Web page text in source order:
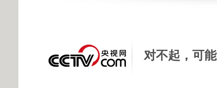
对不起，可